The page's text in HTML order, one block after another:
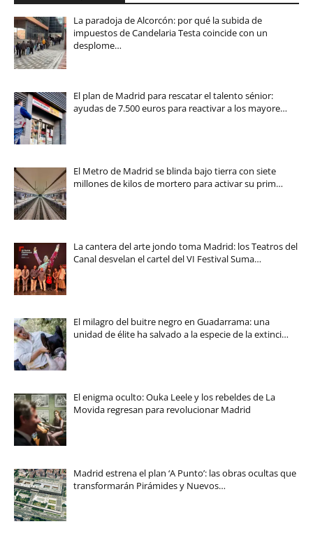
La paradoja de Alcorcón: por qué la subida de
impuestos de Candelaria Testa coincide con un
desplome…
El plan de Madrid para rescatar el talento sénior:
ayudas de 7.500 euros para reactivar a los mayore…
El Metro de Madrid se blinda bajo tierra con siete
millones de kilos de mortero para activar su prim…
La cantera del arte jondo toma Madrid: los Teatros del
Canal desvelan el cartel del VI Festival Suma…
El milagro del buitre negro en Guadarrama: una
unidad de élite ha salvado a la especie de la extinci…
El enigma oculto: Ouka Leele y los rebeldes de La
Movida regresan para revolucionar Madrid
Madrid estrena el plan ‘A Punto’: las obras ocultas que
transformarán Pirámides y Nuevos…